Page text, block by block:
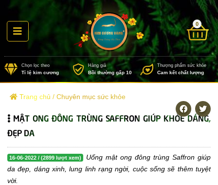
Chọn lọc theo Hàng giả Thượng
0
Trang chủ / Chuyên mục sức khỏe
MẬT ONG ĐÔNG TRÙNG SAFFRON GIÚP KHỎE DÁNG,
ĐẸP DA
16-06-2022 / (2899 lượt xem)
Uống mật ong đông trùng Saffron giúp
da đẹp, dáng xinh, lung linh rạng ngời, cuộc sống sẽ thêm tuyệt
vời.